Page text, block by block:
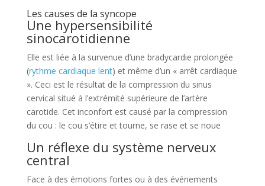
Les causes de la syncope
Une hypersensibilité
sinocarotidienne
Elle est liée à la survenue d’une bradycardie prolongée
(rythme cardiaque lent) et même d’un « arrêt cardiaque
». Ceci est le résultat de la compression du sinus
cervical situé à l’extrémité supérieure de l’artère
carotide. Cet inconfort est causé par la compression
du cou : le cou s’étire et tourne, se rase et se noue
Un réflexe du système nerveux
central
Face à des émotions fortes ou à des événements